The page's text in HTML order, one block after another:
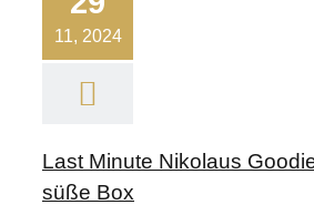
11, 2024
Last Minute Nikolaus
süße Box